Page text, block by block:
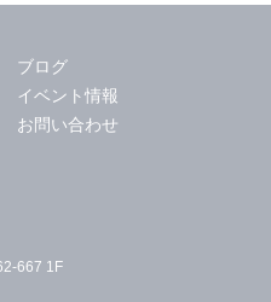
ブログ
イベント情報
お問い合わせ
667 1F